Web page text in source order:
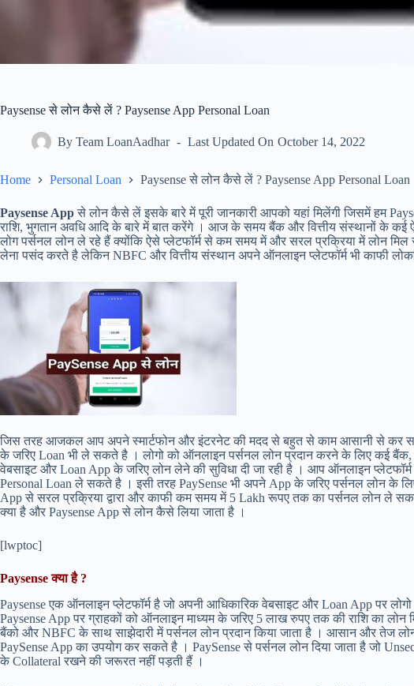
Paysense से लोन कैसे लें ? Paysense App Personal Loan
By Team LoanAadhar Last Updated On October 14, 2022
Home Personal Loan Paysense से लोन कैसे लें ? Paysense App Personal Loan
Paysense Appसे लोन कैसे लें इसके बारे में पूरी जानकारी आपको यहां मिलेंगी जिसमें हम
राशि, भुगतान अवधि आदि के बारे में बात करेंगे । आज के समय बैंक और वित्तीय संस्थानों के कई
लोग पर्सनल लोन ले रहे हैं क्योंकि ऐसे प्लेटफॉर्म से कम समय में और सरल प्रक्रिया में लोन
लेना पसंद करते है लेकिन NBFC और वित्तीय संस्थान अपने ऑनलाइन प्लेटफॉर्म भी काफी
जिस तरह आजकल आप अपने स्मार्टफोन और इंटरनेट की मदद से बहुत से काम आसानी से कर
के जरिए Loan भी ले सकते है । लोगो को ऑनलाइन पर्सनल लोन प्रदान करने के लिए कई बैंक,
वेबसाइट और Loan App के जरिए लोन लेने की सुविधा दी जा रही है । आप ऑनलाइन
Personal Loan ले सकते है । इसी तरह PaySense भी अपने App के जरिए पर्सनल लोन के
App से सरल प्रक्रिया द्वारा और काफी कम समय में 5 Lakh रूपए तक का पर्सनल लोन ले
क्या है और Paysense App से लोन कैसे लिया जाता है ।
[lwptoc]
Paysense क्या है ?
Paysense एक ऑनलाइन प्लेटफॉर्म है जो अपनी आधिकारिक वेबसाइट और Loan App पर
Paysense App पर ग्राहकों को ऑनलाइन माध्यम के जरिए 5 लाख रुपए तक की राशि का लोन
बैंको और NBFC के साथ साझेदारी में पर्सनल लोन प्रदान किया जाता है । आसान और तेज
PaySense App का उपयोग कर सकते है । PaySense से पर्सनल लोन दिया जाता है जो
के Collateral रखने की जरूरत नहीं पड़ती हैं ।